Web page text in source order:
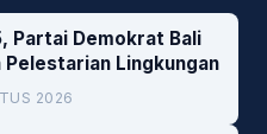
Partai Demokrat Bali
Pelestarian Lingkungan
2026